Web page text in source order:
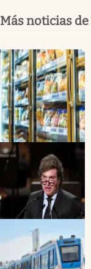
Más noticias de